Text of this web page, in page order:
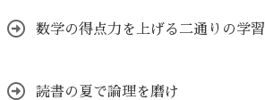
数学の得点力を上げる二通りの学習
読書の夏で論理を磨け